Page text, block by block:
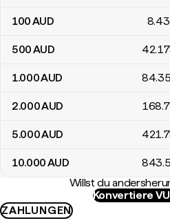
100AUD
500AUD
1.000AUD
2.000AUD
5.000AUD
10.000AUD
Willst du
Konvertiere
ZAHLUNGEN